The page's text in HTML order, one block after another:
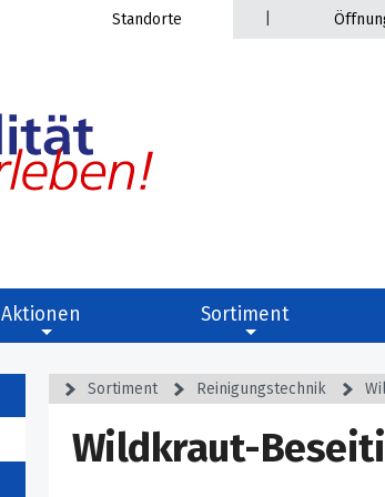
Standorte |
Aktionen Sortiment
Sortiment Reinigungstechnik
Wildkraut-